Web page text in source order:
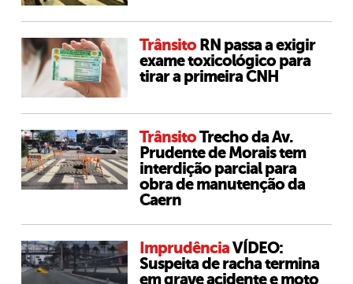
Trânsito RN passa a exigir
exame toxicológico para
tirar a primeira CNH
TrânsitoTrecho da Av.
Prudente de Morais tem
interdição parcial para
obra de manutenção da
Caern
ImprudênciaVÍDEO:
Suspeita de racha termina
em grave acidente e moto